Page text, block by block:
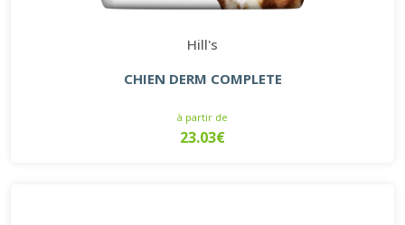
Hill's
CHIEN DERM COMPLETE
à partir de
23.03€